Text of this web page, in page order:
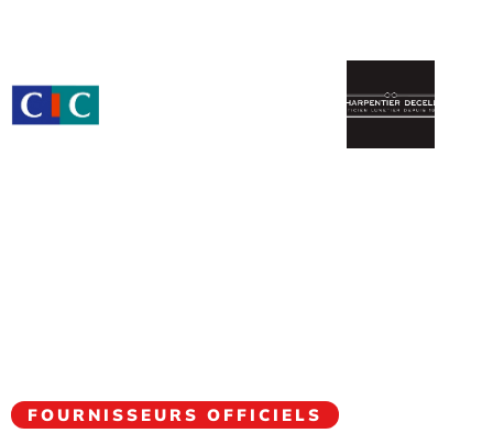
FOURNISSEURS OFFICIELS